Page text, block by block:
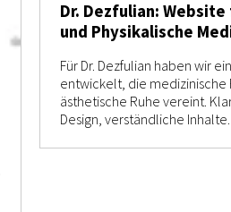
Dr. Dezfulian:
und Physikalische
Für Dr. Dezfulian haben wir
entwickelt, die medizinische
ästhetische Ruhe vereint.
Design, verständliche Inhalte.